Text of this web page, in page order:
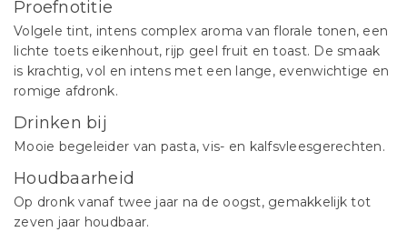
Proefnotitie
Volgele tint, intens complex aroma van florale tonen, een
lichte toets eikenhout, rijp geel fruit en toast. De smaak
is krachtig, vol en intens met een lange, evenwichtige en
romige afdronk.
Drinken bij
Mooie begeleider van pasta, vis- en kalfsvleesgerechten.
Houdbaarheid
Op dronk vanaf twee jaar na de oogst, gemakkelijk tot
zeven jaar houdbaar.